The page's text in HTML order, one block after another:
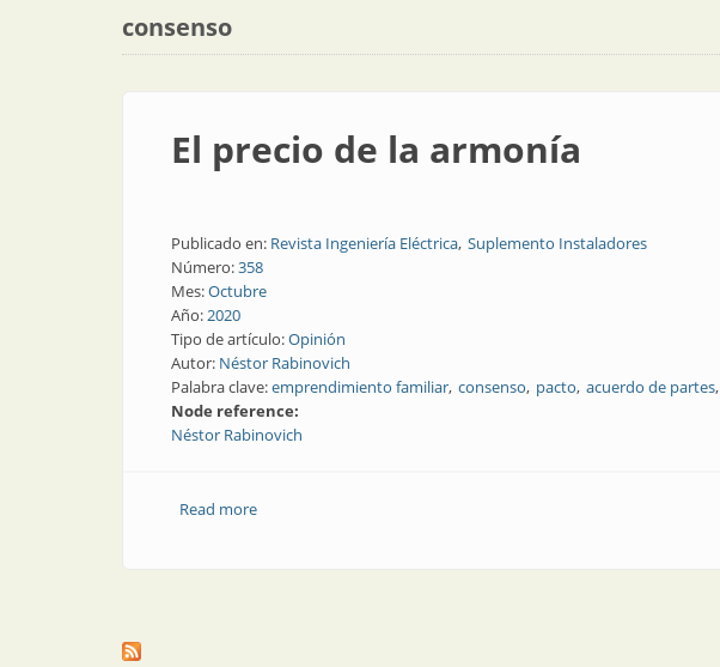
consenso
El precio de la armonía
Publicado en: Revista Ingeniería Eléctrica Suplemento Instaladores
Número:358
Mes:Octubre
Año:2020
Tipo de artículo:Opinión
Autor: Néstor Rabinovich
Palabra clave:emprendimiento familiar consenso pacto acuerdo de partes
Node reference:
Néstor Rabinovich
Read moreabout El precio de la armonía